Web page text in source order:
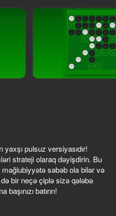
60
pulsuz versiyasıdır!
strateji olaraq dəyişdirin. Bu
səbəb ola bilər və
bir neçə çiplə sizə qələbə
batırın!